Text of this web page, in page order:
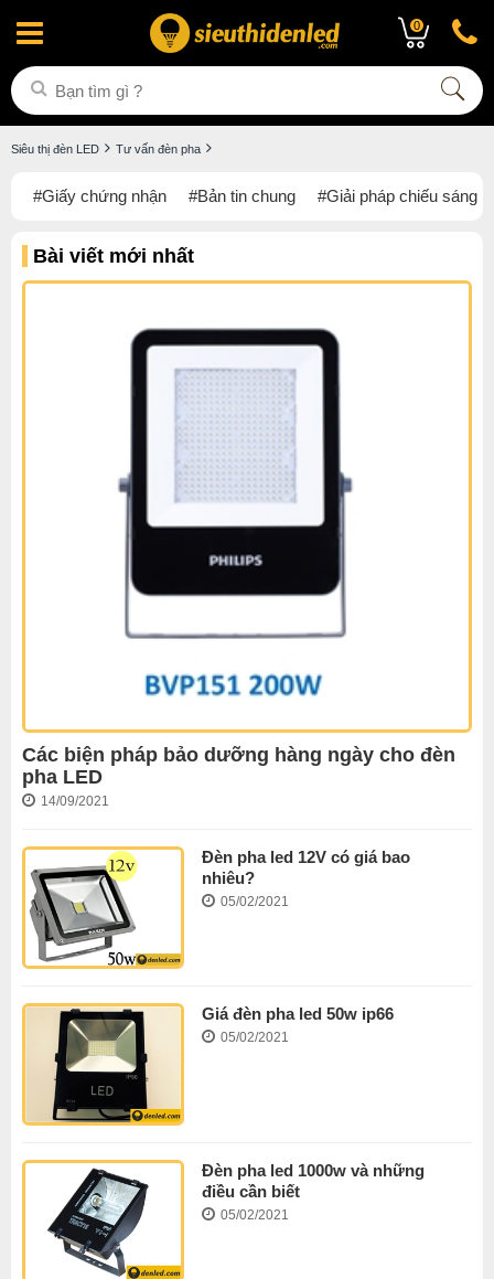
0
Siêu thị đèn LED Tư vấn đèn pha
#Giấy chứng nhận #Bản tin chung #Giải pháp chiếu sáng
Bài viết mới nhất
Các biện pháp bảo dưỡng hàng ngày cho đèn
pha LED
14/09/2021
Đèn pha led 12V có giá bao
nhiêu?
05/02/2021
Giá đèn pha led 50w ip66
05/02/2021
Đèn pha led 1000w và những
điều cần biết
05/02/2021